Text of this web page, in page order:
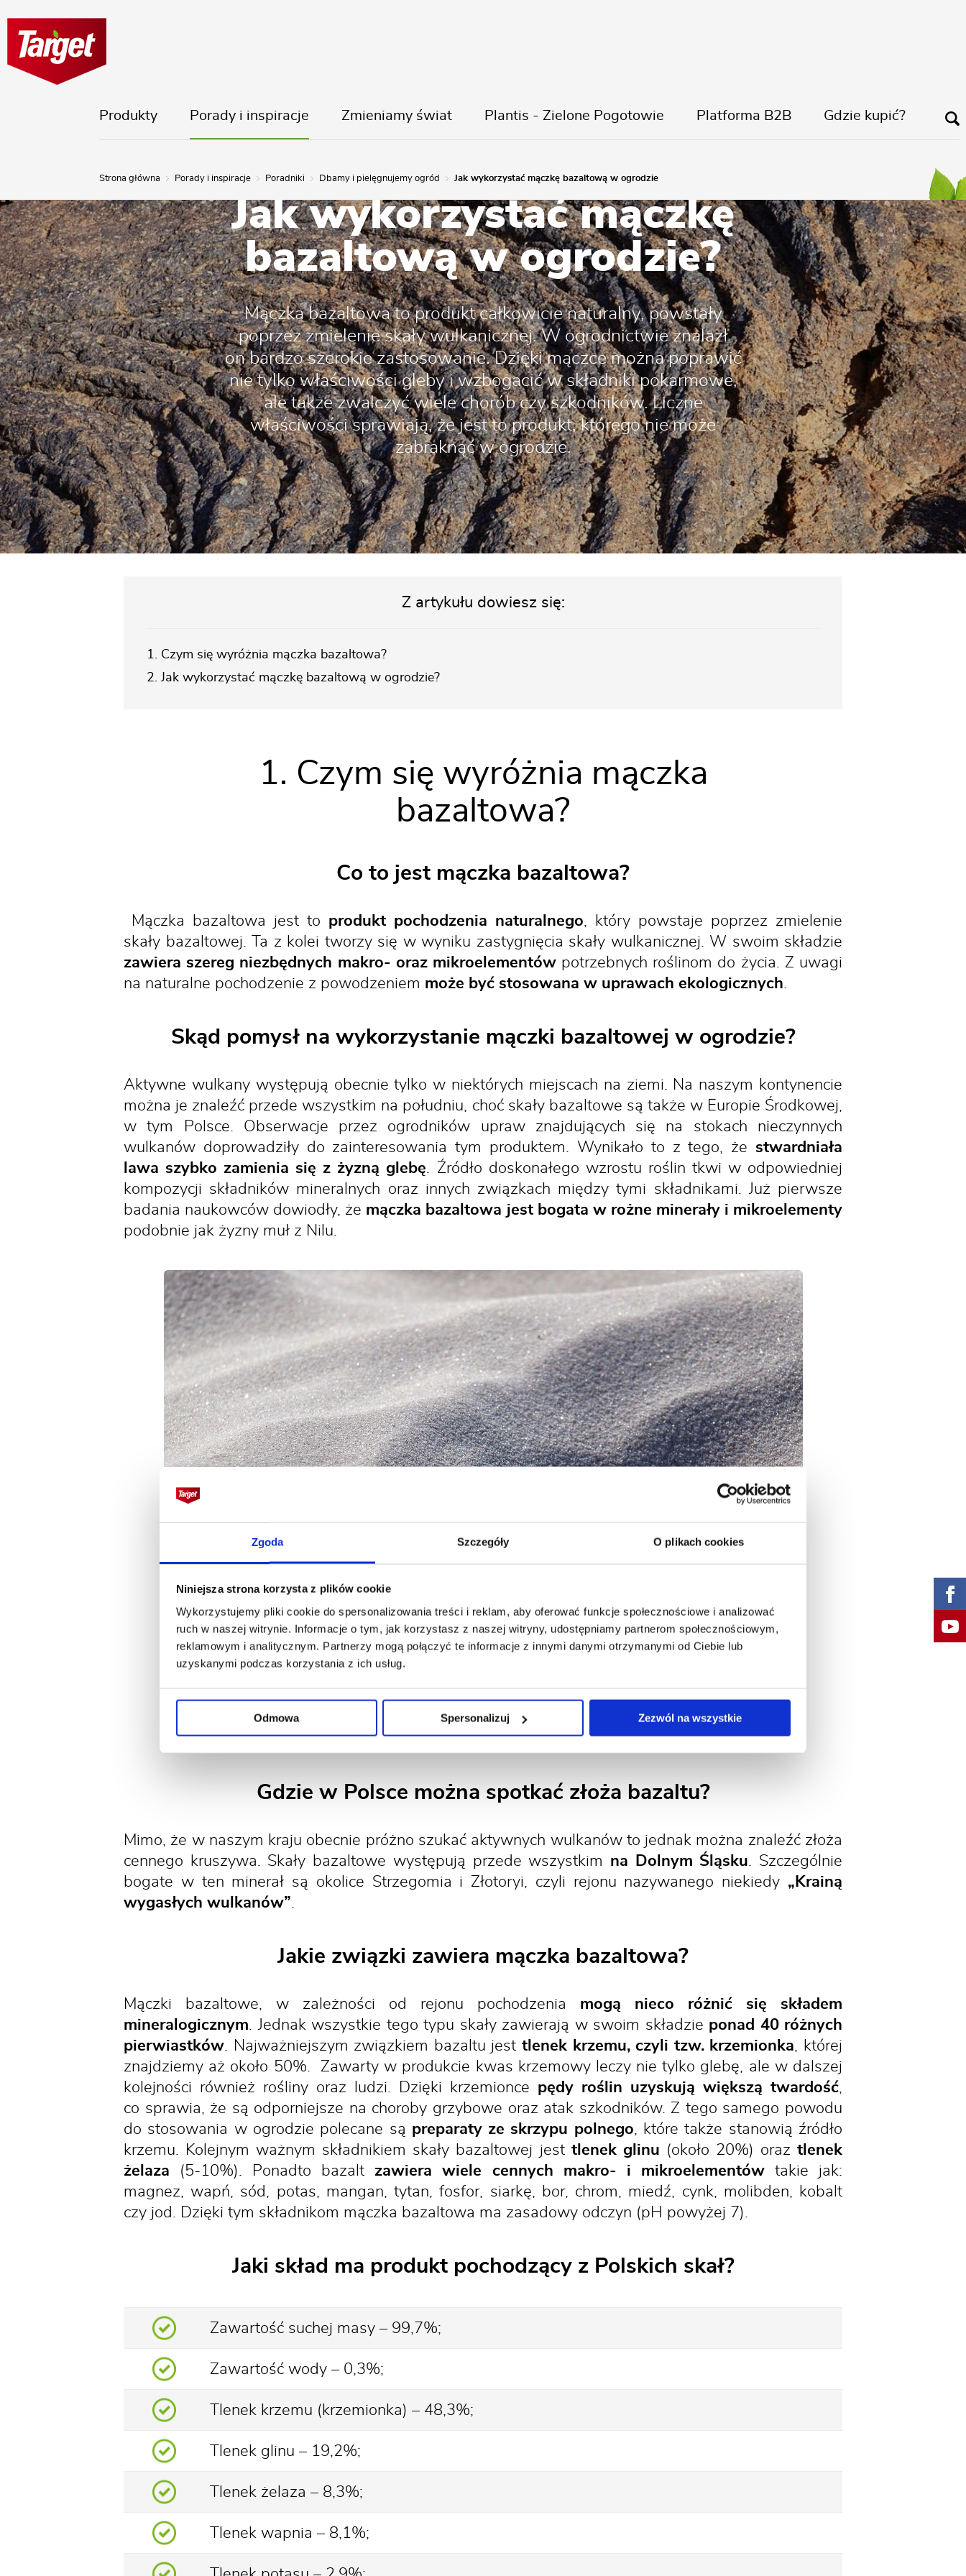
Zgoda Szczegóły O plikach cookies
Niniejsza strona korzysta z plików cookie
Wykorzystujemy pliki cookie do spersonalizowania treści i reklam, aby oferować funkcje społecznościowe i analizować
ruch w naszej witrynie. Informacje o tym, jak korzystasz z naszej witryny, udostępniamy partnerom społecznościowym,
reklamowym i analitycznym. Partnerzy mogą połączyć te informacje z innymi danymi otrzymanymi od Ciebie lub
uzyskanymi podczas korzystania z ich usług.
Odmowa Spersonalizuj Zezwól na wszystkie
Produkty Porady i inspiracje Zmieniamy świat Plantis - Zielone Pogotowie Platforma B2B Gdzie kupić?
Strona główna Porady i inspiracje Poradniki Dbamy i pielęgnujemy ogród Jak wykorzystać mączkę bazaltową w ogrodzie
Jak wykorzystać mączkę
bazaltową w ogrodzie?
Mączka bazaltowa to produkt całkowicie naturalny, powstały
poprzez zmielenie skały wulkanicznej. W ogrodnictwie znalazł
on bardzo szerokie zastosowanie. Dzięki mączce można poprawić
nie tylko właściwości gleby i wzbogacić w składniki pokarmowe,
ale także zwalczyć wiele chorób czy szkodników. Liczne
właściwości sprawiają, że jest to produkt, którego nie może
zabraknąć w ogrodzie.
Z artykułu dowiesz się:
1. Czym się wyróżnia mączka bazaltowa?
2. Jak wykorzystać mączkę bazaltową w ogrodzie?
1. Czym się wyróżnia mączka
bazaltowa?
Co to jest mączka bazaltowa?
Mączka bazaltowa jest to produkt pochodzenia naturalnego , który powstaje poprzez zmielenie
skały bazaltowej. Ta z kolei tworzy się w wyniku zastygnięcia skały wulkanicznej. W swoim składzie
zawiera szereg niezbędnych makro- oraz mikroelementówpotrzebnych roślinom do życia. Z uwagi
na naturalne pochodzenie z powodzeniem może być stosowana w uprawach ekologicznych
Skąd pomysł na wykorzystanie mączki bazaltowej w ogrodzie?
Aktywne wulkany występują obecnie tylko w niektórych miejscach na ziemi. Na naszym kontynencie
można je znaleźć przede wszystkim na południu, choć skały bazaltowe są także w Europie Środkowej,
w tym Polsce. Obserwacje przez ogrodników upraw znajdujących się na stokach nieczynnych
wulkanów doprowadziły do zainteresowania tym produktem. Wynikało to z tego, że stwardniała
lawa szybko zamienia się z żyzną glebę . Źródło doskonałego wzrostu roślin tkwi w odpowiedniej
kompozycji składników mineralnych oraz innych związkach między tymi składnikami. Już pierwsze
badania naukowców dowiodły, że mączka bazaltowa jest bogata w rożne minerały i mikroelementy
podobnie jak żyzny muł z Nilu.
Gdzie w Polsce można spotkać złoża bazaltu?
Mimo, że w naszym kraju obecnie próżno szukać aktywnych wulkanów to jednak można znaleźć złoża
cennego kruszywa. Skały bazaltowe występują przede wszystkim na Dolnym Śląsku . Szczególnie
bogate w ten minerał są okolice Strzegomia i Złotoryi, czyli rejonu nazywanego niekiedy „Krainą
wygasłych wulkanów”
Jakie związki zawiera mączka bazaltowa?
Mączki bazaltowe, w zależności od rejonu pochodzenia mogą nieco różnić się składem
mineralogicznym . Jednak wszystkie tego typu skały zawierają w swoim składzie ponad 40 różnych
pierwiastków . Najważniejszym związkiem bazaltu jest tlenek krzemu, czyli tzw. krzemionka , której
znajdziemy aż około 50%. Zawarty w produkcie kwas krzemowy leczy nie tylko glebę, ale w dalszej
kolejności również rośliny oraz ludzi. Dzięki krzemionce pędy roślin uzyskują większą twardość
co sprawia, że są odporniejsze na choroby grzybowe oraz atak szkodników. Z tego samego powodu
do stosowania w ogrodzie polecane są preparaty ze skrzypu polnego , które także stanowią źródło
krzemu. Kolejnym ważnym składnikiem skały bazaltowej jest tlenek glinu (około 20%) oraztlenek
żelaza (5-10%). Ponadto bazalt zawiera wiele cennych makro- i mikroelementówtakie jak:
magnez, wapń, sód, potas, mangan, tytan, fosfor, siarkę, bor, chrom, miedź, cynk, molibden, kobalt
czy jod. Dzięki tym składnikom mączka bazaltowa ma zasadowy odczyn (pH powyżej 7).
Jaki skład ma produkt pochodzący z Polskich skał?
Zawartość suchej masy – 99,7%;
Zawartość wody – 0,3%;
Tlenek krzemu (krzemionka) – 48,3%;
Tlenek glinu – 19,2%;
Tlenek żelaza – 8,3%;
Tlenek wapnia – 8,1%;